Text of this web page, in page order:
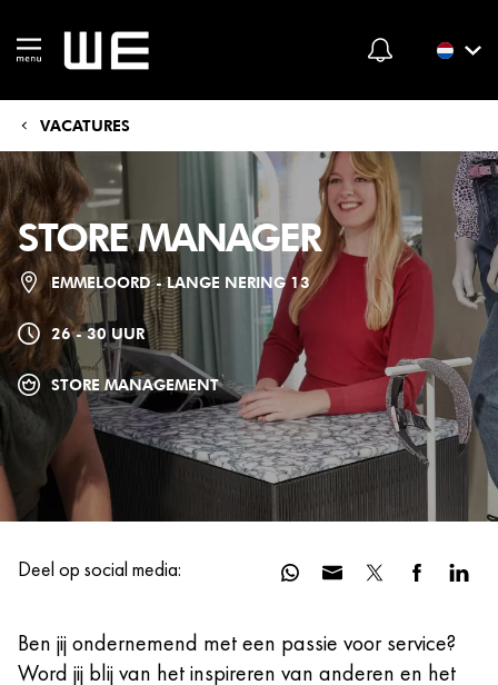
VACATURES
STORE MANAGER
EMMELOORD - LANGE NERING 13
26 - 30 UUR
STORE MANAGEMENT
Deel op social media:
Ben jij ondernemend met een passie voor service?
Word jij blij van het inspireren van anderen en het